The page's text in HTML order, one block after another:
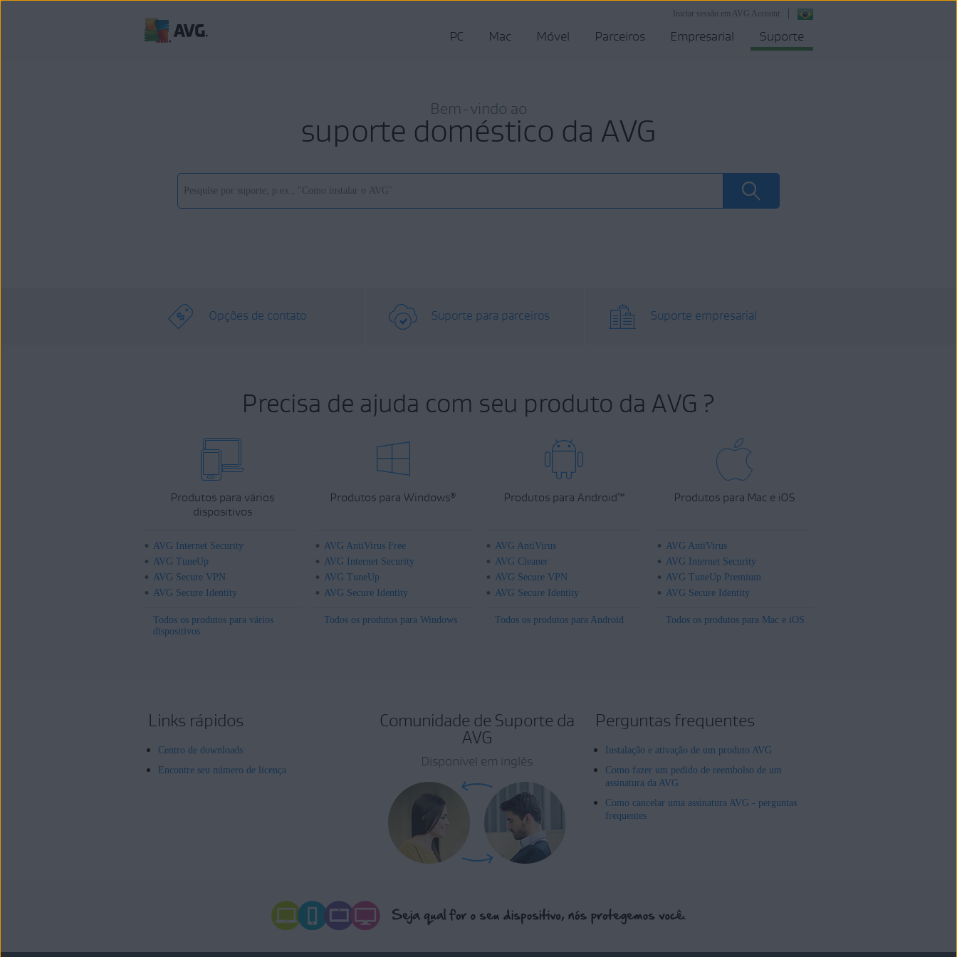
Iniciar sessão em AVG Account
PC Mac Móvel Parceiros Empresarial Suporte
Bem-vindo ao
suporte doméstico da AVG
Opções de contato Suporte para parceiros Suporte empresarial
Precisa de ajuda com seu produto da AVG ?
Produtos para vários
dispositivos
AVG Internet Security
AVG TuneUp
AVG Secure VPN
AVG Secure Identity
Todos os produtos para vários
dispositivos
Produtos para Windows®
AVG AntiVirus Free
AVG Internet Security
AVG TuneUp
AVG Secure Identity
Todos os produtos para Windows
Produtos para Android™
AVG AntiVirus
AVG Cleaner
AVG Secure VPN
AVG Secure Identity
Todos os produtos para Android
Produtos para Mac e iOS
AVG AntiVirus
AVG Internet Security
AVG TuneUp Premium
AVG Secure Identity
Todos os produtos para Mac e iOS
Links rápidos
Centro de downloads
Encontre seu número de licença
Comunidade de Suporte da
AVG
Disponível em inglês
Perguntas frequentes
Instalação e ativação de um produto AVG
Como fazer um pedido de reembolso de um
assinatura da AVG
Como cancelar uma assinatura AVG - perguntas
frequentes